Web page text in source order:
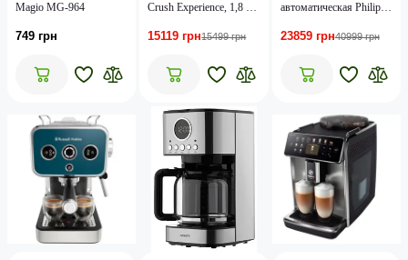
Magio MG-964
749 грн
Crush Experience, 1,8 л,
авторецепта, металл,
15119 грн15499 грн
автоматическая Philips
23859 грн40999 грн